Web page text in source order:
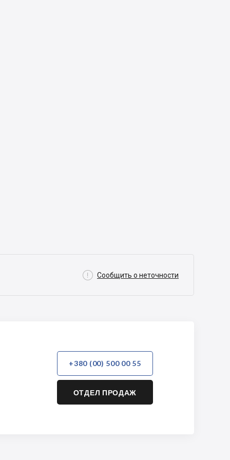
 Сообщить о неточности
+380 (00) 500 00 55
ОТДЕЛ ПРОДАЖ